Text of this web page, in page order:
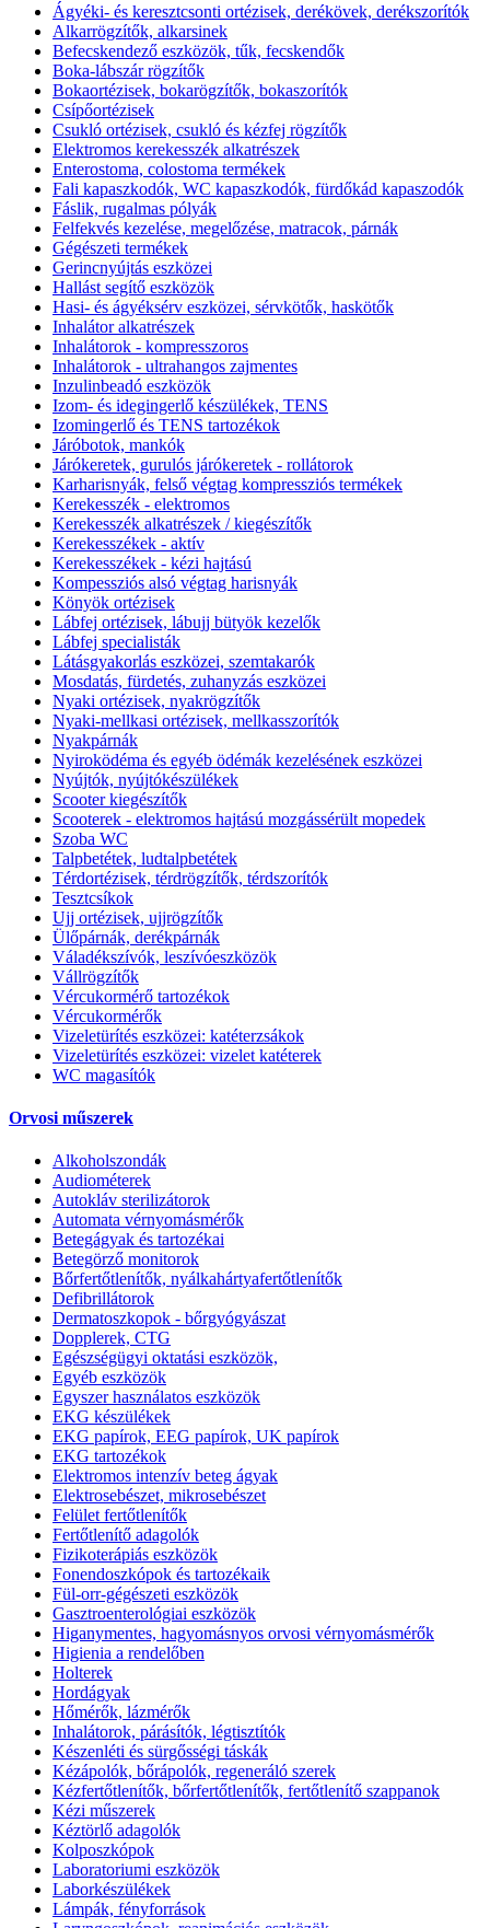
Ágyéki- és keresztcsonti ortézisek, derékövek, derékszorítók
Alkarrögzítők, alkarsinek
Befecskendező eszközök, tűk, fecskendők
Boka-lábszár rögzítők
Bokaortézisek, bokarögzítők, bokaszorítók
Csípőortézisek
Csukló ortézisek, csukló és kézfej rögzítők
Elektromos kerekesszék alkatrészek
Enterostoma, colostoma termékek
Fali kapaszkodók, WC kapaszkodók, fürdőkád kapaszodók
Fáslik, rugalmas pólyák
Felfekvés kezelése, megelőzése, matracok, párnák
Gégészeti termékek
Gerincnyújtás eszközei
Hallást segítő eszközök
Hasi- és ágyéksérv eszközei, sérvkötők, haskötők
Inhalátor alkatrészek
Inhalátorok - kompresszoros
Inhalátorok - ultrahangos zajmentes
Inzulinbeadó eszközök
Izom- és idegingerlő készülékek, TENS
Izomingerlő és TENS tartozékok
Járóbotok, mankók
Járókeretek, gurulós járókeretek - rollátorok
Karharisnyák, felső végtag kompressziós termékek
Kerekesszék - elektromos
Kerekesszék alkatrészek / kiegészítők
Kerekesszékek - aktív
Kerekesszékek - kézi hajtású
Kompessziós alsó végtag harisnyák
Könyök ortézisek
Lábfej ortézisek, lábujj bütyök kezelők
Lábfej specialisták
Látásgyakorlás eszközei, szemtakarók
Mosdatás, fürdetés, zuhanyzás eszközei
Nyaki ortézisek, nyakrögzítők
Nyaki-mellkasi ortézisek, mellkasszorítók
Nyakpárnák
Nyiroködéma és egyéb ödémák kezelésének eszközei
Nyújtók, nyújtókészülékek
Scooter kiegészítők
Scooterek - elektromos hajtású mozgássérült mopedek
Szoba WC
Talpbetétek, ludtalpbetétek
Térdortézisek, térdrögzítők, térdszorítók
Tesztcsíkok
Ujj ortézisek, ujjrögzítők
Ülőpárnák, derékpárnák
Váladékszívók, leszívóeszközök
Vállrögzítők
Vércukormérő tartozékok
Vércukormérők
Vizeletürítés eszközei: katéterzsákok
Vizeletürítés eszközei: vizelet katéterek
WC magasítók
Orvosi műszerek
Alkoholszondák
Audiométerek
Autokláv sterilizátorok
Automata vérnyomásmérők
Betegágyak és tartozékai
Betegörző monitorok
Bőrfertőtlenítők, nyálkahártyafertőtlenítők
Defibrillátorok
Dermatoszkopok - bőrgyógyászat
Dopplerek, CTG
Egészségügyi oktatási eszközök,
Egyéb eszközök
Egyszer használatos eszközök
EKG készülékek
EKG papírok, EEG papírok, UK papírok
EKG tartozékok
Elektromos intenzív beteg ágyak
Elektrosebészet, mikrosebészet
Felület fertőtlenítők
Fertőtlenítő adagolók
Fizikoterápiás eszközök
Fonendoszkópok és tartozékaik
Fül-orr-gégészeti eszközök
Gasztroenterológiai eszközök
Higanymentes, hagyomásnyos orvosi vérnyomásmérők
Higienia a rendelőben
Holterek
Hordágyak
Hőmérők, lázmérők
Inhalátorok, párásítók, légtisztítók
Készenléti és sürgősségi táskák
Kézápolók, bőrápolók, regeneráló szerek
Kézfertőtlenítők, bőrfertőtlenítők, fertőtlenítő szappanok
Kézi műszerek
Kéztörlő adagolók
Kolposzkópok
Laboratoriumi eszközök
Laborkészülékek
Lámpák, fényforrások